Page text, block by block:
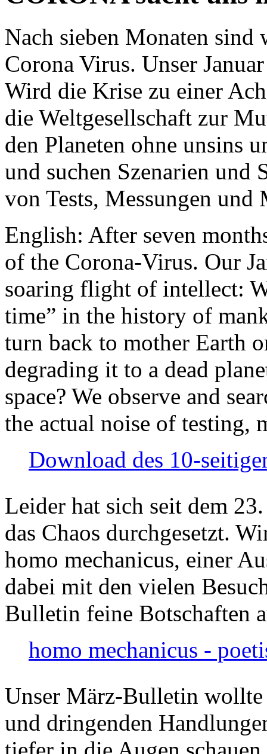
Nach sieben Monaten
Corona Virus. Unser
Wird die Krise zu einer
die Weltgesellschaft zur
den Planeten ohne unsins
und suchen Szenarien und
von Tests, Messungen und
English: After seven
of the Corona-Virus. Our
soaring flight of intellect:
time” in the history of
turn back to mother Earth
degrading it to a dead
space? We observe and
the actual noise of testing,
Download des 10-
Leider hat sich seit dem
das Chaos durchgesetzt.
homo mechanicus, einer
dabei mit den vielen
Bulletin feine Botschaften
homo mechanicus -
Unser März-Bulletin
und dringenden